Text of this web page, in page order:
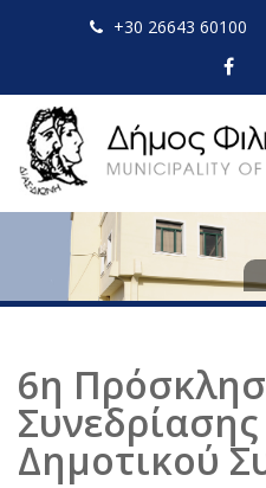
+30 26643 60100
6η
Δημοτικού